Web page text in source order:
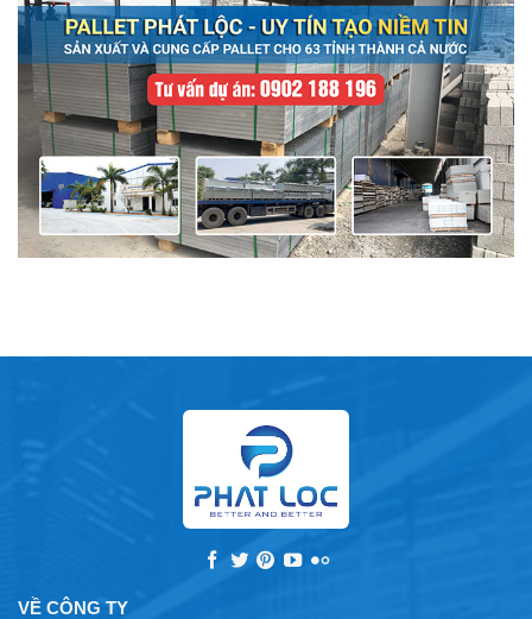
VỀ CÔNG TY